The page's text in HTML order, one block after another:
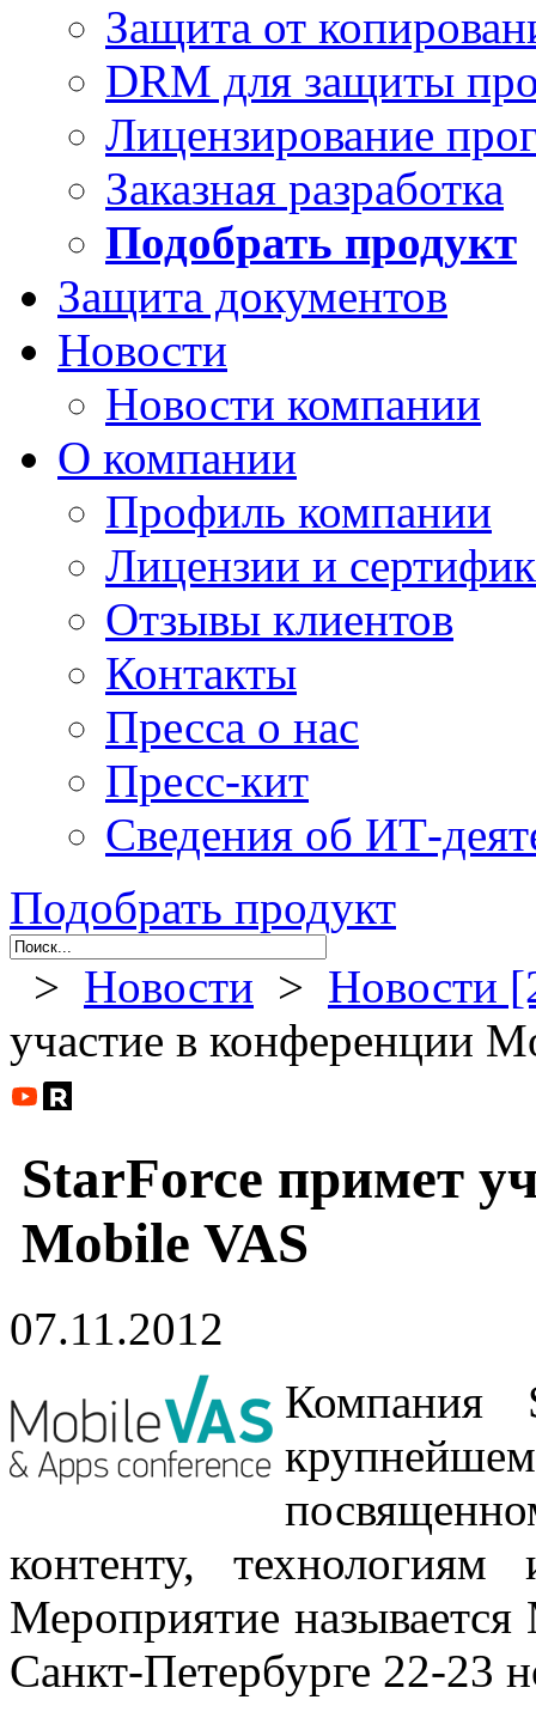
Защита от
DRM для защиты
Лицензирование
Заказная разработка
Подобрать продукт
Защита документов
Новости
Новости компании
О компании
Профиль компании
Лицензии и
Отзывы клиентов
Контакты
Пресса о нас
Пресс-кит
Сведения об ИТ-
Подобрать продукт
> Новости > Новости
участие в конференции
StarForce примет
Mobile VAS
07.11.2012
Компания
контенту,
Мероприятие
Санкт-Петербурге 22-23